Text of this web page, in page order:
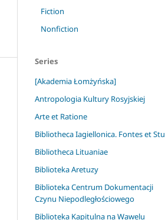
Fiction
Nonfiction
Series
[Akademia Łomżyńska]
Antropologia Kultury Rosyjskiej
Arte et Ratione
Bibliotheca Iagiellonica. Fontes et
Bibliotheca Lituaniae
Biblioteka Aretuzy
Biblioteka Centrum Dokumentacji
Czynu Niepodległościowego
Biblioteka Kapitulna na Wawelu